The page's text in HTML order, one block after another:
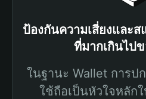
ป้องกันความเสี่ยงและ
ที่มากเกินไป
ในฐานะ Wallet การป
ใช้ถือเป็นหัวใจหลัก